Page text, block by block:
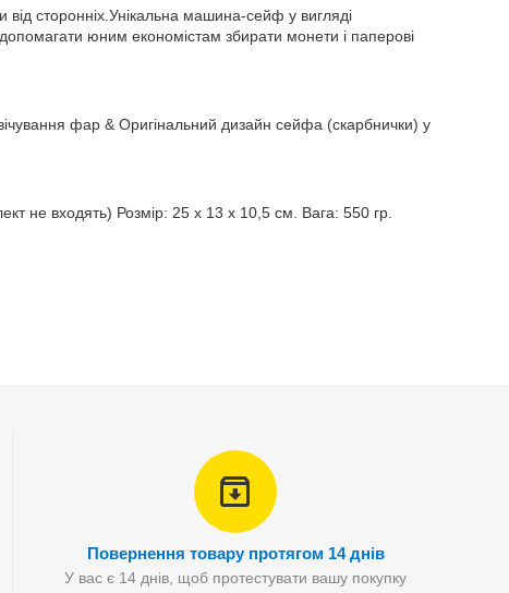
сторонніх.Унікальна машина-сейф у вигляді
юним економістам збирати монети і паперові
фар & Оригінальний дизайн сейфа (скарбнички) у
не входять) Розмір: 25 x 13 x 10,5 см. Вага: 550 гр.
Повернення товару протягом 14 днів
У вас є 14 днів, щоб протестувати вашу покупку